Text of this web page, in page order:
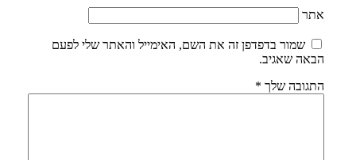
אתר
שמור בדפדפן זה את השם, האימייל והאתר שלי לפעם
הבאה שאגיב.
התגובה שלך *